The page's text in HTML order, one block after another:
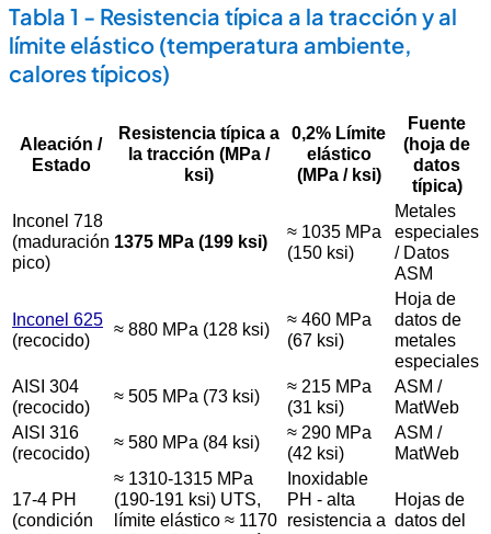
Tabla 1 - Resistencia típica a la tracción y al
límite elástico (temperatura ambiente,
calores típicos)
Aleación /
Estado
Resistencia típica a
la tracción (MPa /
ksi)
0,2% Límite
elástico
(MPa / ksi)
Fuente
(hoja de
datos
típica)
Inconel 718
(maduración
pico)
1375 MPa (199 ksi)
≈ 1035 MPa
(150 ksi)
Metales
especiales
/ Datos
ASM
Inconel 625
(recocido)
≈ 880 MPa (128 ksi)
≈ 460 MPa
(67 ksi)
Hoja de
datos de
metales
especiales
AISI 304
(recocido)
≈ 505 MPa (73 ksi)
≈ 215 MPa
(31 ksi)
ASM /
MatWeb
AISI 316
(recocido)
≈ 580 MPa (84 ksi)
≈ 290 MPa
(42 ksi)
ASM /
MatWeb
17-4 PH
(condición
≈ 1310-1315 MPa
(190-191 ksi) UTS,
límite elástico ≈ 1170
Inoxidable
PH - alta
resistencia a
Hojas de
datos del